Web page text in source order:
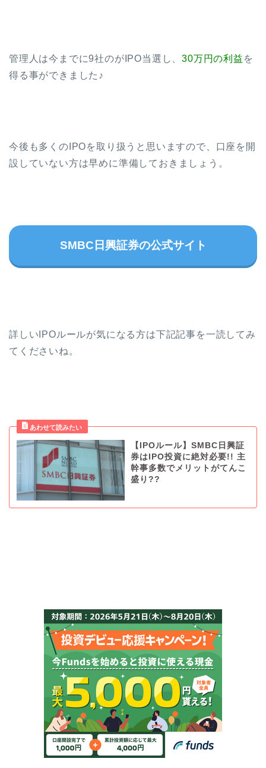
管理人は今までに9社のがIPO当選し、30万円の利益 を
得る事ができました♪
今後も多くのIPOを取り扱うと思いますので、口座を開
設していない方は早めに準備しておきましょう。
SMBC日興証券の公式サイト
詳しいIPOルールが気になる方は下記記事を一読してみ
てくださいね。
【IPOルール】SMBC日興証
券はIPO投資に絶対必要!! 主
幹事多数でメリットがてんこ
盛り??